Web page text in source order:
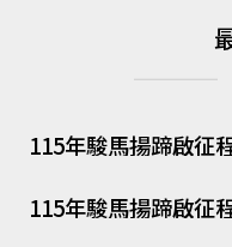
115年駿馬揚蹄啟征
115年駿馬揚蹄啟征